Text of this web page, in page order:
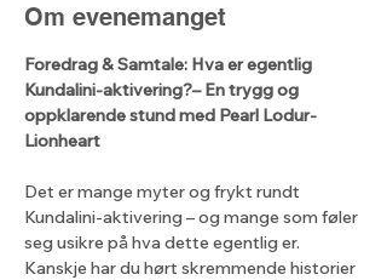
Om evenemanget
Foredrag & Samtale: Hva er egentlig
Kundalini-aktivering?– En trygg og
oppklarende stund med Pearl Lodur-
Lionheart
Det er mange myter og frykt rundt
Kundalini-aktivering – og mange som føler
seg usikre på hva dette egentlig er.
Kanskje har du hørt skremmende historier